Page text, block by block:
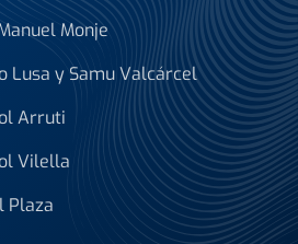
Monje
Lusa y Samu Valcárcel
Arruti
Vilella
Plaza